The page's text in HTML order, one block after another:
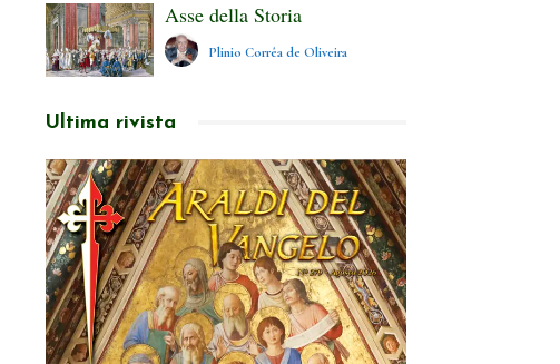
Asse della Storia
Plinio Corrêa de Oliveira
Ultima rivista